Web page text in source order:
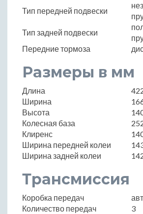
Тип передней подвески
Тип задней подвески
Передние тормоза
Размеры в мм
Длина
Ширина
Высота
Колесная база
Клиренс
Ширина передней колеи
Ширина задней колеи
Трансмиссия
Коробка передач
Количество передач
3